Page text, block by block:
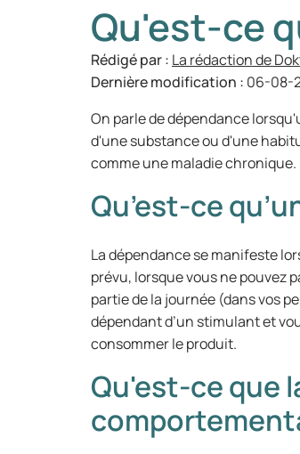
Qu'est-ce
Rédigé par : La rédaction de
Dernière modification : 06-08-
On parle de dépendance
d'une substance ou d'une
comme une maladie chronique.
Qu’est-ce
La dépendance se manifeste
prévu, lorsque vous ne pouvez
partie de la journée (dans vos
dépendant d’un stimulant et
consommer le produit.
Qu'est-ce que